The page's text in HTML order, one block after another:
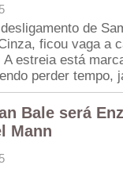
de
ficou vaga a
A estreia está
perder tempo,
Bale será
Mann